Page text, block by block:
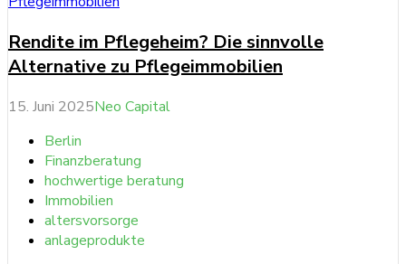
Rendite im Pflegeheim? Die sinnvolle
Alternative zu Pflegeimmobilien
15. Juni 2025Neo Capital
Berlin
Finanzberatung
hochwertige beratung
Immobilien
altersvorsorge
anlageprodukte